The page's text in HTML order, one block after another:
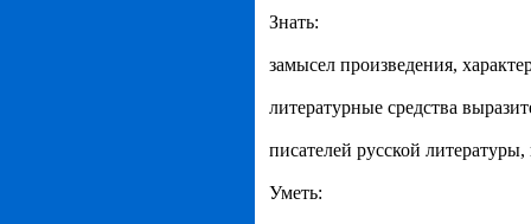
Знать:
замысел произведения,
литературные средства
писателей русской
Уметь: